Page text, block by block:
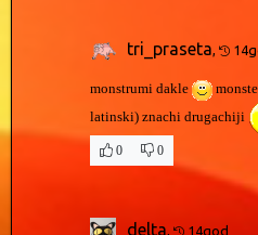
tri_praseta,
monstrumi dakle
latinski) znachi drugachiji
0 0
delta, 14god